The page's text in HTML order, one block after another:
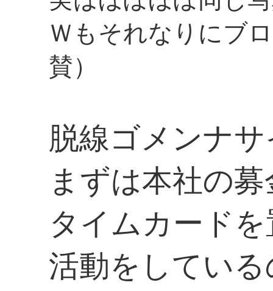
Ｗもそれなりにブ
賛）
脱線ゴメンナ
まずは本社の
タイムカード
活動をしてい